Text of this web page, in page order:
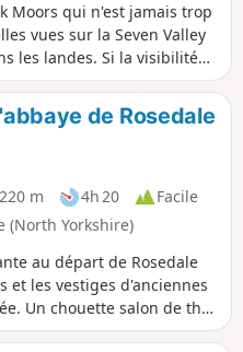
Moors qui n'est jamais trop
vues sur la Seven Valley
les landes. Si la visibilité
un bon sens de
une carte.de Rosedale
m 4h 20
Facile
(North Yorkshire)
au départ de Rosedale
et les vestiges d'anciennes
Un chouette salon de thé